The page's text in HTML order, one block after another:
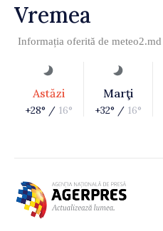
Vremea
Informația oferită de meteo2.md
Astăzi
+28° / 16°
Marţi
+32° / 16°